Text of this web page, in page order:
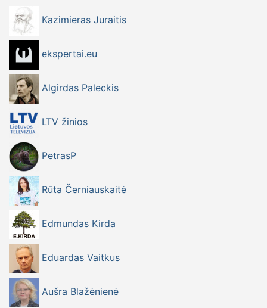
Kazimieras Juraitis
ekspertai.eu
Algirdas Paleckis
LTV žinios
PetrasP
Rūta Černiauskaitė
Edmundas Kirda
Eduardas Vaitkus
Aušra Blažėnienė